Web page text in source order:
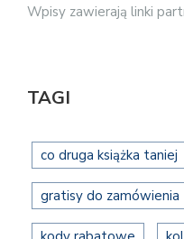
Wpisy zawierają linki
TAGI
co druga książka taniej
gratisy do zamówienia